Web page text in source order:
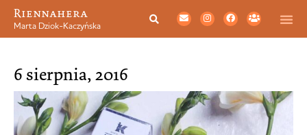
Riennahera
Marta Dziok-Kaczyńska
6 sierpnia, 2016